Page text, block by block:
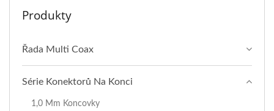
Produkty
Řada Multi Coax
Série Konektorů Na Konci
1,0 Mm Koncovky